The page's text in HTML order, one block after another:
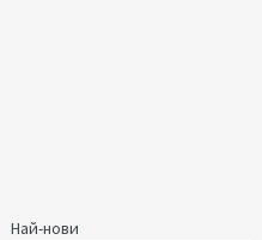
Най-нови